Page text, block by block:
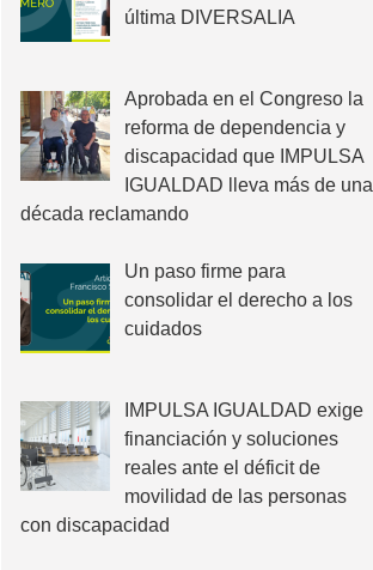
última DIVERSALIA
Aprobada en el Congreso la
reforma de dependencia y
discapacidad que IMPULSA
IGUALDAD lleva más de una
década reclamando
Un paso firme para
consolidar el derecho a los
cuidados
IMPULSA IGUALDAD exige
financiación y soluciones
reales ante el déficit de
movilidad de las personas
con discapacidad